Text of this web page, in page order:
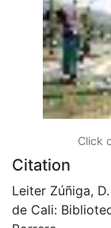
Click
Citation
Leiter Zúñiga,
de Cali: